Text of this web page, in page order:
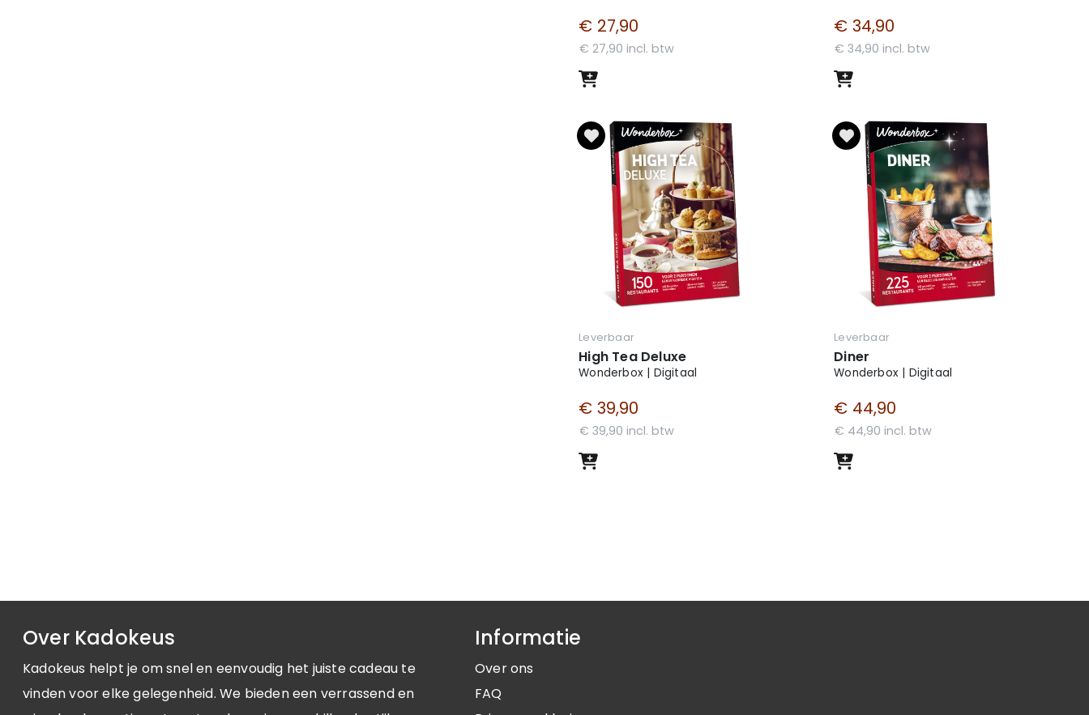
€ 27,90
€ 27,90 incl. btw
€ 34,90
€ 34,90 incl. btw
Leverbaar
High Tea Deluxe
Wonderbox | Digitaal
€ 39,90
€ 39,90 incl. btw
Leverbaar
Diner
Wonderbox | Digitaal
€ 44,90
€ 44,90 incl. btw
Over Kadokeus
Kadokeus helpt je om snel en eenvoudig het juiste cadeau te
vinden voor elke gelegenheid. We bieden een verrassend en
Informatie
Over ons
FAQ